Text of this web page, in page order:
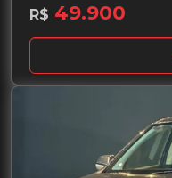
R$ 49.900